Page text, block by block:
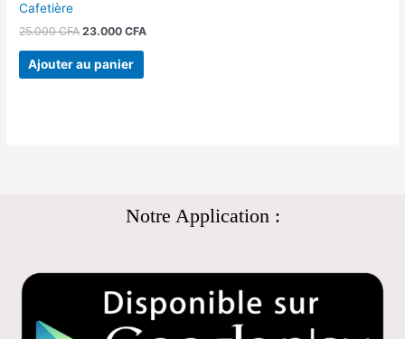
Cafetière
25.000CFA 23.000CFA
Ajouter au panier
Notre Application :